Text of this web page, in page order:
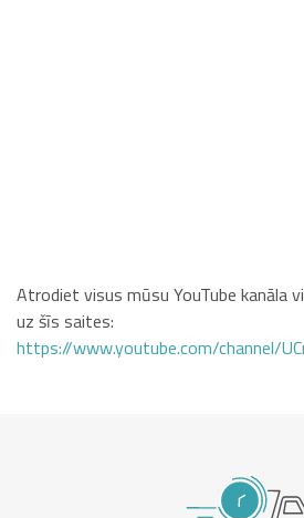
Atrodiet visus mūsu YouTube kanāla
uz šīs saites:
https://www.youtube.com/channel/